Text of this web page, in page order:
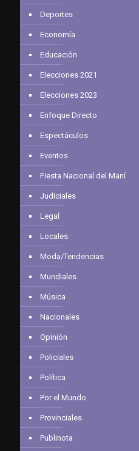
Deportes
Economía
Educación
Elecciones 2021
Elecciones 2023
Enfoque Directo
Espectáculos
Eventos
Fiesta Nacional del Maní
Judiciales
Legal
Locales
Moda/Tendencias
Mundiales
Música
Nacionales
Opinión
Policiales
Política
Por el Mundo
Provinciales
Publinota